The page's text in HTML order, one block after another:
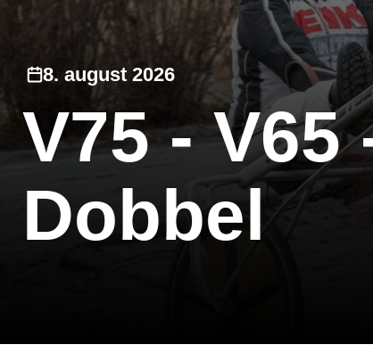
8. august 2026
V75 - V65
Dobbel